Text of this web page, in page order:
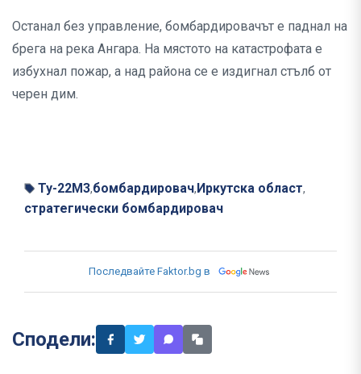
Останал без управление, бомбардировачът е паднал на
брега на река Ангара. На мястото на катастрофата е
избухнал пожар, а над района се е издигнал стълб от
черен дим.
Ту-22М3,бомбардировач, Иркутска област,
стратегически бомбардировач
Последвайте Faktor.bg в
Сподели: